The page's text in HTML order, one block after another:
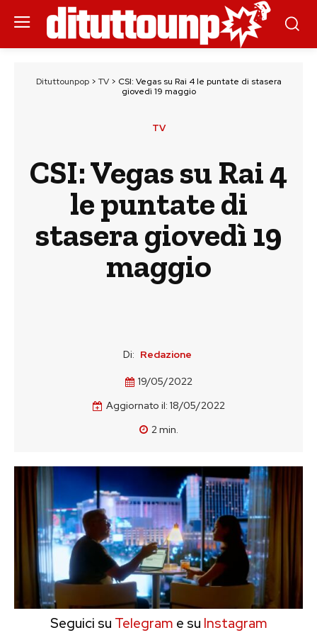
Dituttounpop> TV> CSI: Vegas su Rai 4 le puntate di stasera
giovedì 19 maggio
TV
CSI: Vegas su Rai 4
le puntate di
stasera giovedì 19
maggio
Di: Redazione
19/05/2022
Aggiornato il: 18/05/2022
2min.
Seguici su Telegram e su Instagram